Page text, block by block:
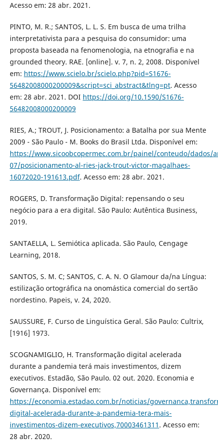
Acesso em: 28 abr. 2021.
PINTO, M. R.; SANTOS, L. L. S. Em busca de uma trilha
interpretativista para a pesquisa do consumidor: uma
proposta baseada na fenomenologia, na etnografia e na
grounded theory. RAE. [online]. v. 7, n. 2, 2008. Disponível
em: https://www.scielo.br/scielo.php?pid=S1676-
56482008000200009&script=sci_abstract&tlng=pt. Acesso
em: 28 abr. 2021. DOI https://doi.org/10.1590/S1676-
56482008000200009
RIES, A.; TROUT, J. Posicionamento: a Batalha por sua Mente
2009 - São Paulo - M. Books do Brasil Ltda. Disponível em:
https://www.sicoobcopermec.com.br/painel/conteudo/dados/
07/posicionamento-al-ries-jack-trout-victor-magalhaes-
16072020-191613.pdf. Acesso em: 28 abr. 2021.
ROGERS, D. Transformação Digital: repensando o seu
negócio para a era digital. São Paulo: Autêntica Business,
2019.
SANTAELLA, L. Semiótica aplicada. São Paulo, Cengage
Learning, 2018.
SANTOS, S. M. C; SANTOS, C. A. N. O Glamour da/na Língua:
estilização ortográfica na onomástica comercial do sertão
nordestino. Papeis, v. 24, 2020.
SAUSSURE, F. Curso de Linguística Geral. São Paulo: Cultrix,
[1916] 1973.
SCOGNAMIGLIO, H. Transformação digital acelerada
durante a pandemia terá mais investimentos, dizem
executivos. Estadão, São Paulo. 02 out. 2020. Economia e
Governança. Disponível em:
https://economia.estadao.com.br/noticias/
digital-acelerada-durante-a-pandemia-tera-mais-
investimentos-dizem-executivos,70003461311 . Acesso em:
28 abr. 2020.